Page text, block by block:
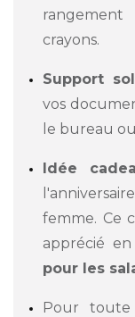
crayons.
Support
vos
le bureau
Idée
femme. Ce
apprécié
pour les
Pour toute